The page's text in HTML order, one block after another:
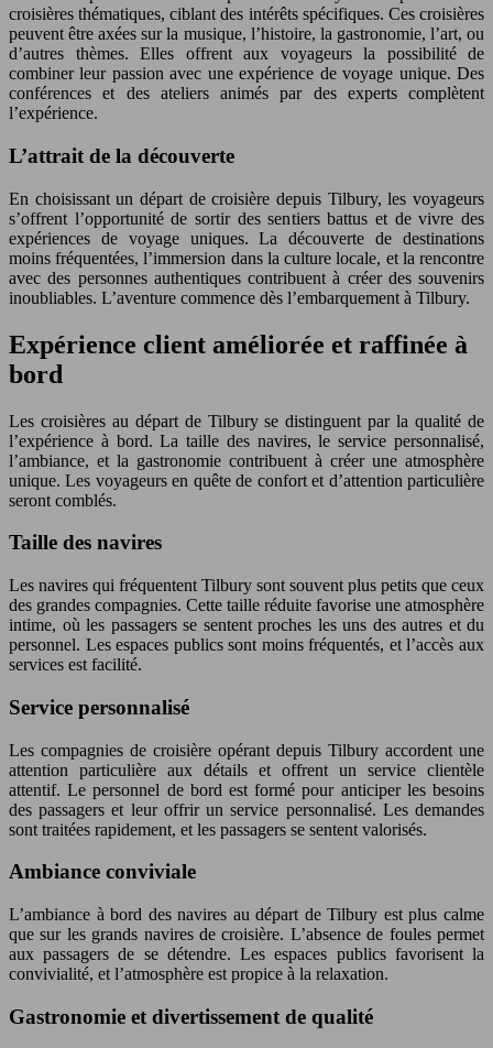
croisières thématiques, ciblant des intérêts spécifiques. Ces croisières
peuvent être axées sur la musique, l’histoire, la gastronomie, l’art, ou
d’autres thèmes. Elles offrent aux voyageurs la possibilité de
combiner leur passion avec une expérience de voyage unique. Des
conférences et des ateliers animés par des experts complètent
l’expérience.
L’attrait de la découverte
En choisissant un départ de croisière depuis Tilbury, les voyageurs
s’offrent l’opportunité de sortir des sentiers battus et de vivre des
expériences de voyage uniques. La découverte de destinations
moins fréquentées, l’immersion dans la culture locale, et la rencontre
avec des personnes authentiques contribuent à créer des souvenirs
inoubliables. L’aventure commence dès l’embarquement à Tilbury.
Expérience client améliorée et raffinée à
bord
Les croisières au départ de Tilbury se distinguent par la qualité de
l’expérience à bord. La taille des navires, le service personnalisé,
l’ambiance, et la gastronomie contribuent à créer une atmosphère
unique. Les voyageurs en quête de confort et d’attention particulière
seront comblés.
Taille des navires
Les navires qui fréquentent Tilbury sont souvent plus petits que ceux
des grandes compagnies. Cette taille réduite favorise une atmosphère
intime, où les passagers se sentent proches les uns des autres et du
personnel. Les espaces publics sont moins fréquentés, et l’accès aux
services est facilité.
Service personnalisé
Les compagnies de croisière opérant depuis Tilbury accordent une
attention particulière aux détails et offrent un service clientèle
attentif. Le personnel de bord est formé pour anticiper les besoins
des passagers et leur offrir un service personnalisé. Les demandes
sont traitées rapidement, et les passagers se sentent valorisés.
Ambiance conviviale
L’ambiance à bord des navires au départ de Tilbury est plus calme
que sur les grands navires de croisière. L’absence de foules permet
aux passagers de se détendre. Les espaces publics favorisent la
convivialité, et l’atmosphère est propice à la relaxation.
Gastronomie et divertissement de qualité